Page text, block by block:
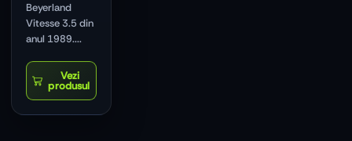
Beyerland
Vitesse 3.5 din
anul 1989....